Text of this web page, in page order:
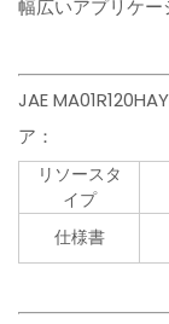
幅広いアプリケー
JAE
ア：
リソースタ
イプ
仕様書